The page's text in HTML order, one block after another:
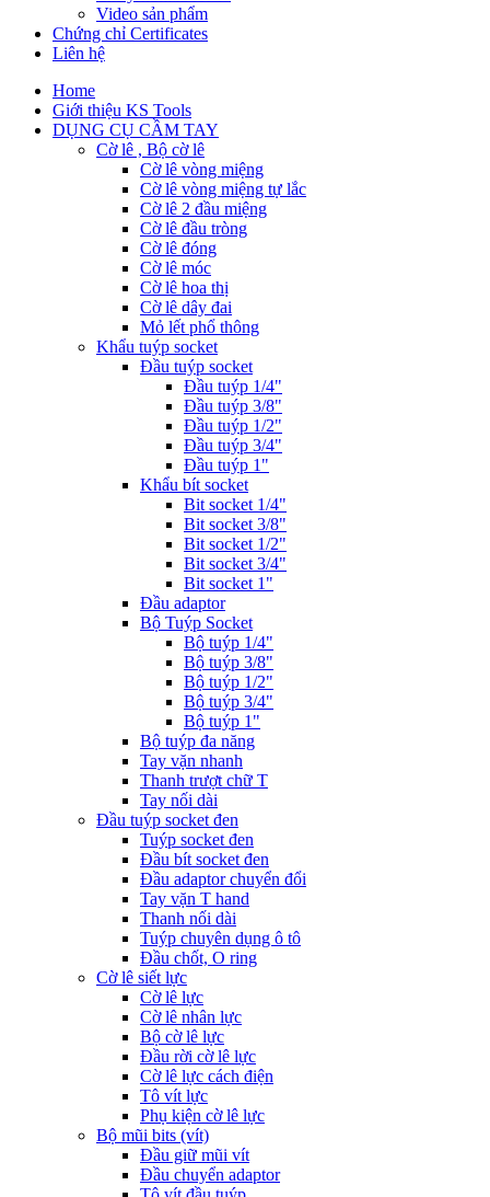
Video sản phẩm
Chứng chỉ Certificates
Liên hệ
Home
Giới thiệu KS Tools
DỤNG CỤ CẦM TAY
Cờ lê , Bộ cờ lê
Cờ lê vòng miệng
Cờ lê vòng miệng tự lắc
Cờ lê 2 đầu miệng
Cờ lê đầu tròng
Cờ lê đóng
Cờ lê móc
Cờ lê hoa thị
Cờ lê dây đai
Mỏ lết phổ thông
Khẩu tuýp socket
Đầu tuýp socket
Đầu tuýp 1/4"
Đầu tuýp 3/8"
Đầu tuýp 1/2"
Đầu tuýp 3/4"
Đầu tuýp 1"
Khẩu bít socket
Bit socket 1/4"
Bit socket 3/8"
Bit socket 1/2"
Bit socket 3/4"
Bit socket 1"
Đầu adaptor
Bộ Tuýp Socket
Bộ tuýp 1/4"
Bộ tuýp 3/8"
Bộ tuýp 1/2"
Bộ tuýp 3/4"
Bộ tuýp 1"
Bộ tuýp đa năng
Tay vặn nhanh
Thanh trượt chữ T
Tay nối dài
Đầu tuýp socket đen
Tuýp socket đen
Đầu bít socket đen
Đầu adaptor chuyển đổi
Tay vặn T hand
Thanh nối dài
Tuýp chuyên dụng ô tô
Đầu chốt, O ring
Cờ lê siết lực
Cờ lê lực
Cờ lê nhân lực
Bộ cờ lê lực
Đầu rời cờ lê lực
Cờ lê lực cách điện
Tô vít lực
Phụ kiện cờ lê lực
Bộ mũi bits (vít)
Đầu giữ mũi vít
Đầu chuyển adaptor